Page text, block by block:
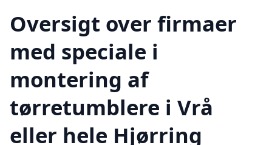
Oversigt over firmaer
med speciale i
montering af
tørretumblere i Vrå
eller hele Hjørring